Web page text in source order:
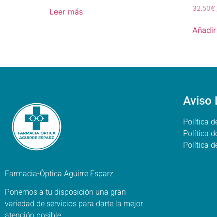
Leer más 32.50€
Farmacia-Óptica Aguirre Esparz.
Ponemos a tu disposición una gran
variedad de servicios para darte la mejor
Aviso
Política
Política
Política